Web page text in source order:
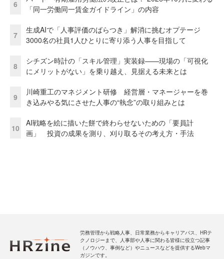
6
「同一労働同一賃金ガイドライン」の内容
7
生成AIで「人事評価のばらつき」解消に挑むオプテージ
3000名の社員1人ひとりに寄り添う人事を目指して
8
シチズン時計の「スキル管理」実装録——現場の「可視化
にメリットがない」を乗り越え、見据える未来とは
9
川崎重工のマネジメント研修 経営層・マネージャーを巻
き込みやる気にさせた人事の“執念”の取り組みとは
10
AI戦略を絵に描いた餅で終わらせないための「要員計
画」 投資の成果を測り、刈り取るその考え方・手法
労務管理から戦略人事、日常業務からキャリアパス、HRテ
クノロジーまで、人事部や人事に関わる皆様に役立つ記事
（ノウハウ、事例など）やニュースなどを提供するWebマ
ガジンです。